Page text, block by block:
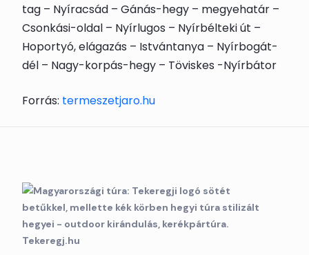
tag – Nyíracsád – Gánás-hegy – megyehatár –
Csonkási-oldal – Nyírlugos – Nyírbélteki út –
Hoportyó, elágazás – Istvántanya – Nyírbogát-
dél – Nagy-korpás-hegy – Töviskes -Nyírbátor
Forrás: termeszetjaro.hu